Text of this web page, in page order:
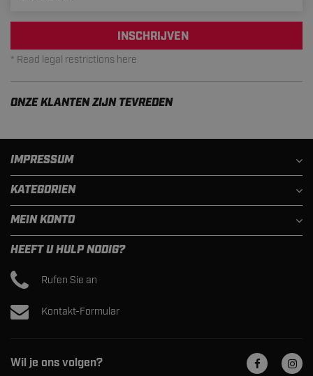
INSCHRIJVEN
* Read legal restrictions here
ONZE KLANTEN ZIJN TEVREDEN
IMPRESSUM
KATEGORIEN
MEIN KONTO
HEEFT U HULP NODIG?
Rufen Sie an
Kontakt-Formular
Wil je ons volgen?